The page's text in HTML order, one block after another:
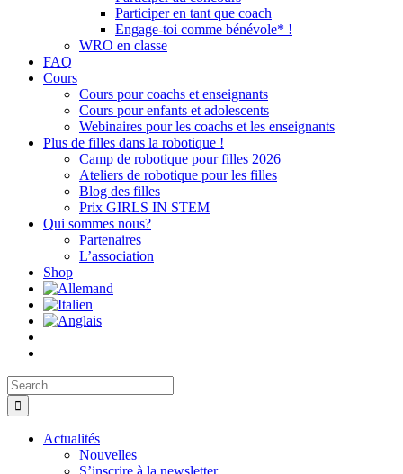
Participer en tant que coach
Engage-toi comme bénévole* !
WRO en classe
FAQ
Cours
Cours pour coachs et enseignants
Cours pour enfants et adolescents
Webinaires pour les coachs et les enseignants
Plus de filles dans la robotique !
Camp de robotique pour filles 2026
Ateliers de robotique pour les filles
Blog des filles
Prix GIRLS IN STEM
Qui sommes nous?
Partenaires
L’association
Shop
Search
for:
Actualités
Nouvelles
S’inscrire à la newsletter